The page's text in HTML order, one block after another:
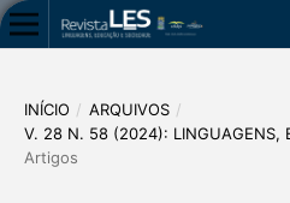
INÍCIO / ARQUIVOS /
V. 28 N. 58 (2024): LINGUAGENS,
Artigos